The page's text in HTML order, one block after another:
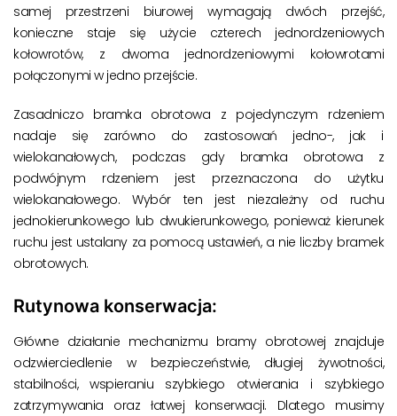
samej przestrzeni biurowej wymagają dwóch przejść,
konieczne staje się użycie czterech jednordzeniowych
kołowrotów, z dwoma jednordzeniowymi kołowrotami
połączonymi w jedno przejście.
Zasadniczo bramka obrotowa z pojedynczym rdzeniem
nadaje się zarówno do zastosowań jedno-, jak i
wielokanałowych, podczas gdy bramka obrotowa z
podwójnym rdzeniem jest przeznaczona do użytku
wielokanałowego. Wybór ten jest niezależny od ruchu
jednokierunkowego lub dwukierunkowego, ponieważ kierunek
ruchu jest ustalany za pomocą ustawień, a nie liczby bramek
obrotowych.
Rutynowa konserwacja:
Główne działanie mechanizmu bramy obrotowej znajduje
odzwierciedlenie w bezpieczeństwie, długiej żywotności,
stabilności, wspieraniu szybkiego otwierania i szybkiego
zatrzymywania oraz łatwej konserwacji. Dlatego musimy